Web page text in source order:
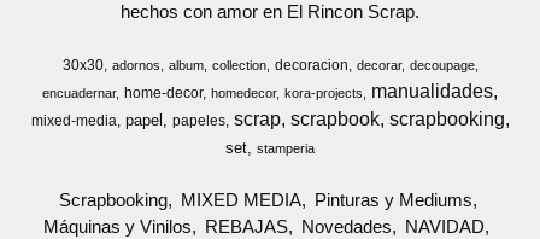
hechos con amor en El Rincon Scrap.
30x30 adornos album collection decoracion decorar
decoupage
encuadernar
home-decor homedecor kora-projects manualidades
mixed-media papel papeles scrap scrapbook scrapbooking
set stamperia
Scrapbooking MIXED MEDIA
Pinturas y Mediums
Máquinas y Vinilos
REBAJAS Novedades
NAVIDAD